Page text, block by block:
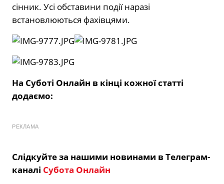
сінник. Усі обставини події наразі
встановлюються фахівцями.
На Суботі Онлайн в кінці кожної статті
додаємо:
РЕКЛАМА
Слідкуйте за нашими новинами в Телеграм-
каналі Субота Онлайн